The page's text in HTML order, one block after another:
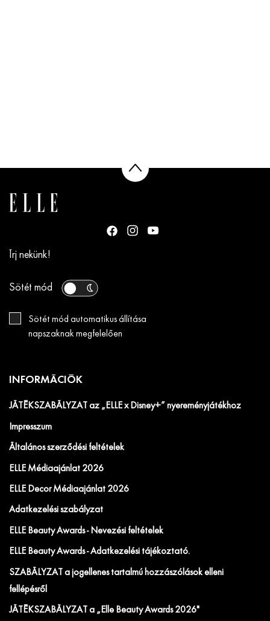
Írj nekünk!
Sötét mód
Sötét mód automatikus állítása
napszaknak megfelelően
INFORMÁCIÓK
JÁTÉKSZABÁLYZAT az „ELLE x Disney+” nyereményjátékhoz
Impresszum
Általános szerződési feltételek
ELLE Médiaajánlat 2026
ELLE Decor Médiaajánlat 2026
Adatkezelési szabályzat
ELLE Beauty Awards - Nevezési feltételek
ELLE Beauty Awards - Adatkezelési tájékoztató.
SZABÁLYZAT a jogellenes tartalmú hozzászólások elleni
fellépésről
JÁTÉKSZABÁLYZAT a „Elle Beauty Awards 2026"